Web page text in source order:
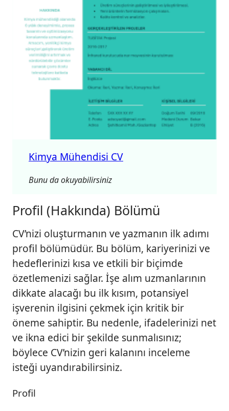
Kimya Mühendisi CV
Bunu da okuyabilirsiniz
Profil (Hakkında) Bölümü
CV’nizi oluşturmanın ve yazmanın ilk adımı
profil bölümüdür. Bu bölüm, kariyerinizi ve
hedeflerinizi kısa ve etkili bir biçimde
özetlemenizi sağlar. İşe alım uzmanlarının
dikkate alacağı bu ilk kısım, potansiyel
işverenin ilgisini çekmek için kritik bir
öneme sahiptir. Bu nedenle, ifadelerinizi net
ve ikna edici bir şekilde sunmalısınız;
böylece CV’nizin geri kalanını inceleme
isteği uyandırabilirsiniz.
Profil